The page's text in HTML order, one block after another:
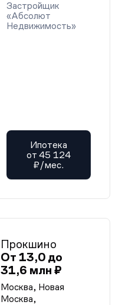
Застройщик
«Абсолют
Недвижимость»
Ипотека
от 45 124
₽/мес.
Прокшино
От 13,0 до
31,6 млн ₽
Москва, Новая
Москва,